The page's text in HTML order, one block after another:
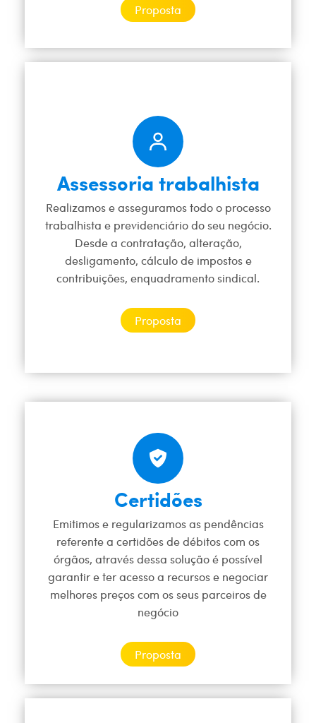
Proposta
Assessoria trabalhista
Realizamos e asseguramos todo o processo
trabalhista e previdenciário do seu negócio.
Desde a contratação, alteração,
desligamento, cálculo de impostos e
contribuições, enquadramento sindical.
Proposta
Certidões
Emitimos e regularizamos as pendências
referente a certidões de débitos com os
órgãos, através dessa solução é possível
garantir e ter acesso a recursos e negociar
melhores preços com os seus parceiros de
negócio
Proposta